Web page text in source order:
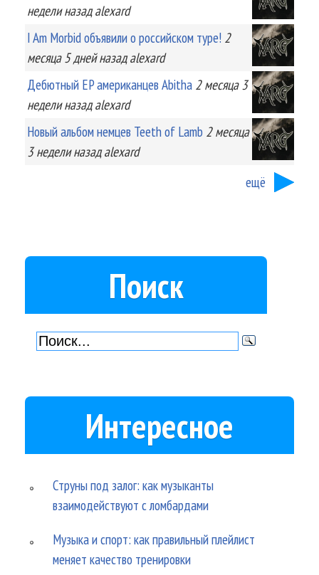
неделиназад alexard
I Am Morbid объявили о российском туре! 2
месяца 5 днейназад alexard
Дебютный EP американцев Abitha 2 месяца 3
неделиназад alexard
Новый альбом немцев Teeth of Lamb 2 месяца
3 неделиназад alexard
ещё
Поиск
Интересное
Струны под залог: как музыканты
взаимодействуют с ломбардами
Музыка и спорт: как правильный плейлист
меняет качество тренировки